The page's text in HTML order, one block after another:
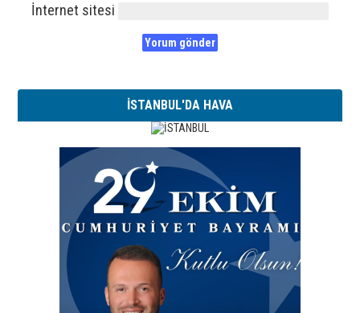
İnternet sitesi
İSTANBUL'DA HAVA